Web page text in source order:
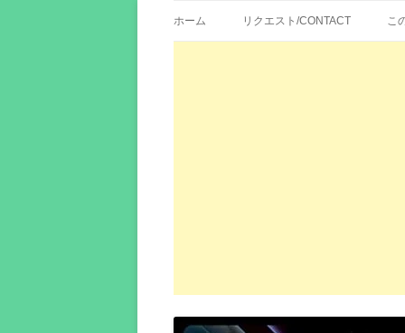
エイカシ | 洋楽歌詞
ホーム リクエスト/CONTACT こ